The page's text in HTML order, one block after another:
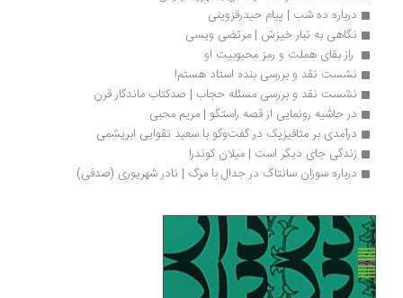
درباره ده شب | پیام حیدرقزوینی
نگاهی به تبار خیزش | مرتضی ویسی
راز بقای هملت و رمز محبوبیت او
نشست نقد و بررسی بنده استاد هستم!
نشست نقد و بررسی مسئله حجاب | صدکتاب ماندگار قرن
در حاشیه رونمایی از قصه راستگو | مریم محبی
درآمدی بر متافیزیک در گفت‌وگو با سعید تقوایی ابریشمی
زندگی جای دیگر است | میلان کوندرا
درباره سوزان سانتاگ در جدال با مرگ | نادر شهریوری (صدقی)